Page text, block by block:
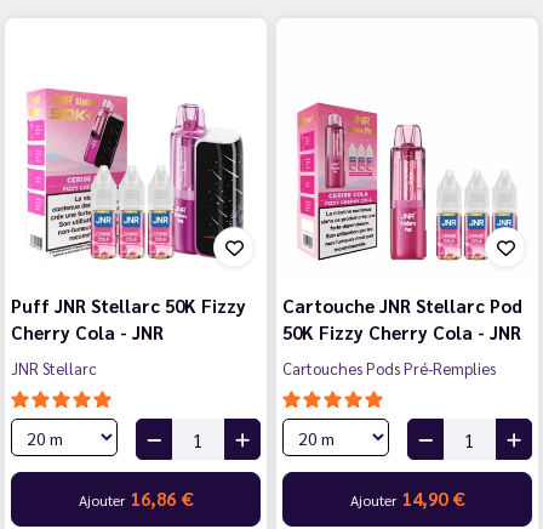
Puff JNR Stellarc 50K Fizzy
Cherry Cola - JNR
JNR Stellarc
Ajouter 16,86 €
Cartouche JNR Stellarc Pod
50K Fizzy Cherry Cola - JNR
Cartouches Pods Pré-Remplies
Ajouter 14,90 €